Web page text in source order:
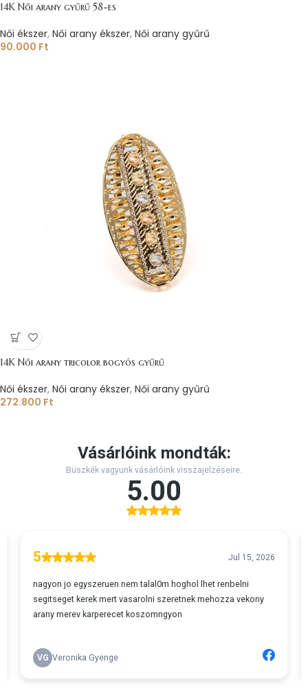
14K Női arany gyűrű 58-es
Női ékszer, Női arany ékszer, Női arany gyűrű
90.000 Ft
14K Női arany tricolor bogyós gyűrű
Női ékszer, Női arany ékszer, Női arany gyűrű
272.800 Ft